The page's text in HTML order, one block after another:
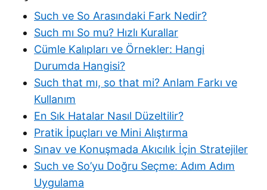
Such ve So Arasındaki Fark Nedir?
Such mı So mu? Hızlı Kurallar
Cümle Kalıpları ve Örnekler: Hangi
Durumda Hangisi?
Such that mı, so that mi? Anlam Farkı ve
Kullanım
En Sık Hatalar Nasıl Düzeltilir?
Pratik İpuçları ve Mini Alıştırma
Sınav ve Konuşmada Akıcılık İçin Stratejiler
Such ve So’yu Doğru Seçme: Adım Adım
Uygulama